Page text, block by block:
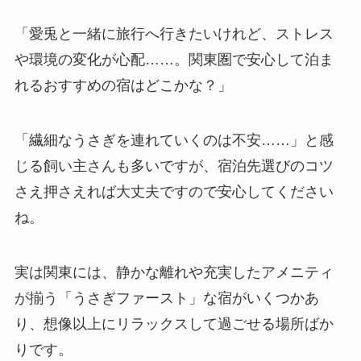
「愛兎と一緒に旅行へ行きたいけれど、ストレス
や環境の変化が心配……。関東圏で安心して泊ま
れるおすすめの宿はどこかな？」
「繊細なうさぎを連れていくのは不安……」と感
じる飼い主さんも多いですが、宿泊先選びのコツ
さえ押さえれば大丈夫ですので安心してください
ね。
実は関東には、静かな離れや充実したアメニティ
が揃う「うさぎファースト」な宿がいくつかあ
り、想像以上にリラックスして過ごせる場所ばか
りです。